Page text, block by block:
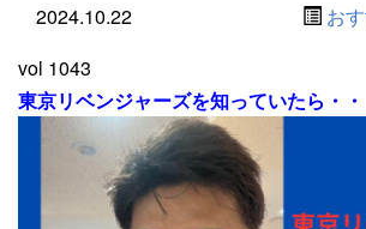
2024.10.22
お
vol 1043
東京リベンジャーズを知っていたら・・